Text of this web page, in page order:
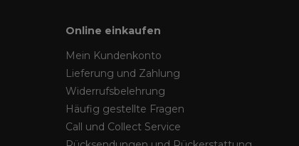
Online einkaufen
Mein Kundenkonto
Lieferung und Zahlung
Widerrufsbelehrung
Häufig gestellte Fragen
Call und Collect Service